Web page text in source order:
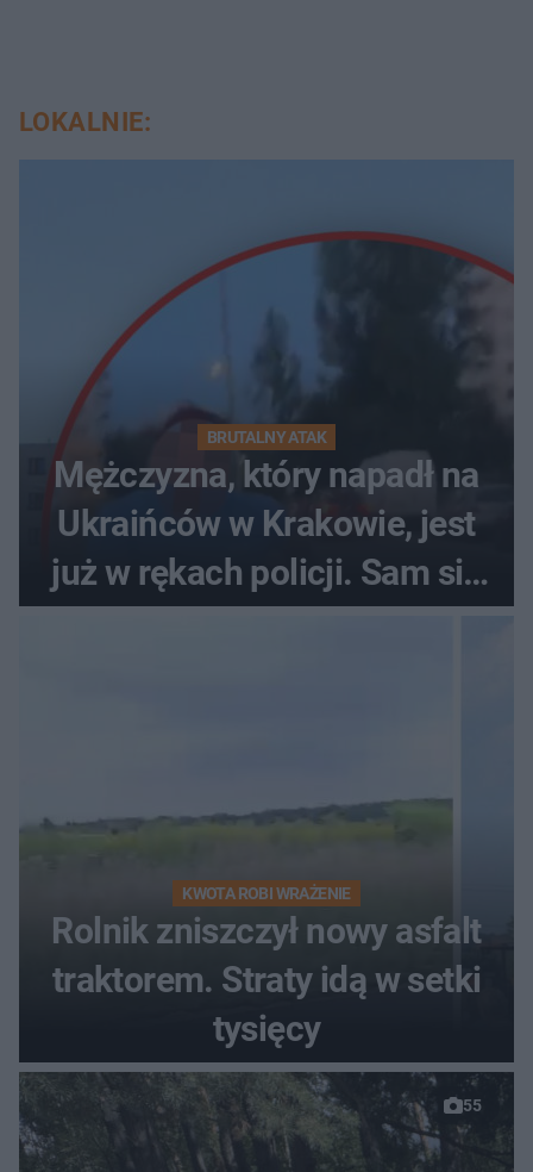
LOKALNIE:
BRUTALNY ATAK
Mężczyzna, który napadł na
Ukraińców w Krakowie, jest
już w rękach policji. Sam się
KWOTA ROBI WRAŻENIE
Rolnik zniszczył nowy asfalt
traktorem. Straty idą w setki
tysięcy
55